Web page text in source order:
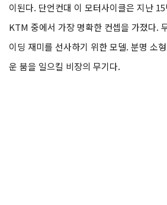
이된다. 단언컨대 이 모터사이클은 지난
KTM 중에서 가장 명확한 컨셉을 가졌다.
이딩 재미를 선사하기 위한 모델. 분명 소
운 붐을 일으킬 비장의 무기다.